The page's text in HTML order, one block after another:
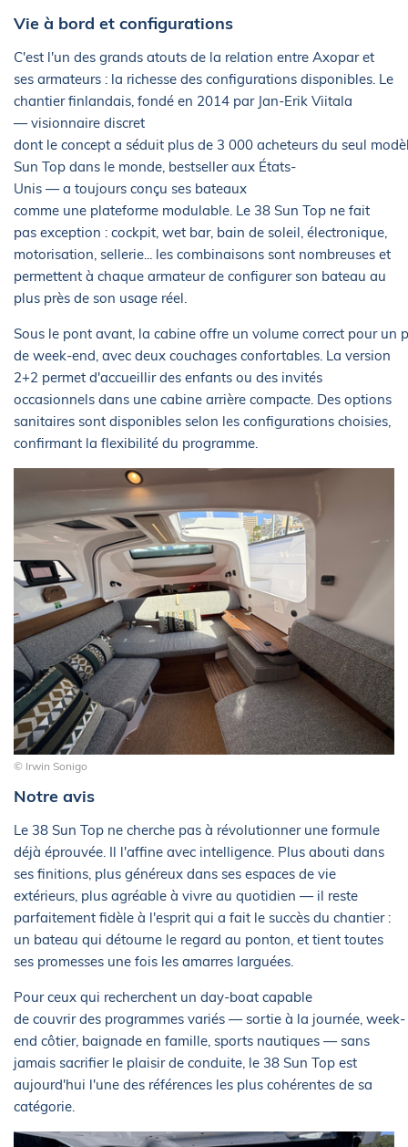
Vie à bord et configurations
C'est l'un des grands atouts de la relation entre Axopar et
ses armateurs : la richesse des configurations disponibles. Le
chantier finlandais, fondé en 2014 par Jan-Erik Viitala
— visionnaire discret
dont le concept a séduit plus de 3 000 acheteurs du seul
Sun Top dans le monde, bestseller aux États-
Unis — a toujours conçu ses bateaux
comme une plateforme modulable. Le 38 Sun Top ne fait
pas exception : cockpit, wet bar, bain de soleil, électronique,
motorisation, sellerie... les combinaisons sont nombreuses et
permettent à chaque armateur de configurer son bateau au
plus près de son usage réel.
Sous le pont avant, la cabine offre un volume correct pour un
de week-end, avec deux couchages confortables. La version
2+2 permet d'accueillir des enfants ou des invités
occasionnels dans une cabine arrière compacte. Des options
sanitaires sont disponibles selon les configurations choisies,
confirmant la flexibilité du programme.
© Irwin Sonigo
Notre avis
Le 38 Sun Top ne cherche pas à révolutionner une formule
déjà éprouvée. Il l'affine avec intelligence. Plus abouti dans
ses finitions, plus généreux dans ses espaces de vie
extérieurs, plus agréable à vivre au quotidien — il reste
parfaitement fidèle à l'esprit qui a fait le succès du chantier :
un bateau qui détourne le regard au ponton, et tient toutes
ses promesses une fois les amarres larguées.
Pour ceux qui recherchent un day-boat capable
de couvrir des programmes variés — sortie à la journée, week-
end côtier, baignade en famille, sports nautiques — sans
jamais sacrifier le plaisir de conduite, le 38 Sun Top est
aujourd'hui l'une des références les plus cohérentes de sa
catégorie.